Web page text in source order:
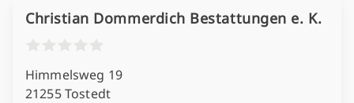
Christian Dommerdich Bestattungen e. K.
Himmelsweg 19
21255 Tostedt